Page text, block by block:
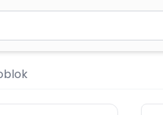
azı 2 simvol yazın.